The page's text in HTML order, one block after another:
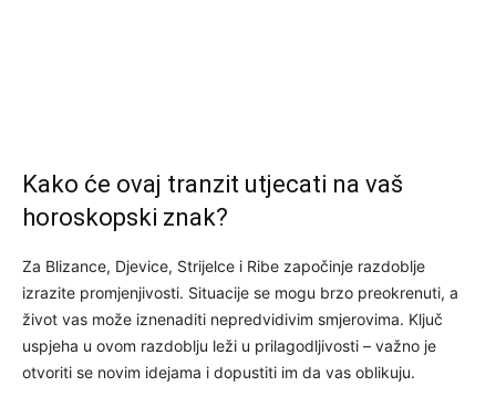
Kako će ovaj tranzit utjecati na vaš
horoskopski znak?
Za Blizance, Djevice, Strijelce i Ribe započinje razdoblje
izrazite promjenjivosti. Situacije se mogu brzo preokrenuti, a
život vas može iznenaditi nepredvidivim smjerovima. Ključ
uspjeha u ovom razdoblju leži u prilagodljivosti – važno je
otvoriti se novim idejama i dopustiti im da vas oblikuju.